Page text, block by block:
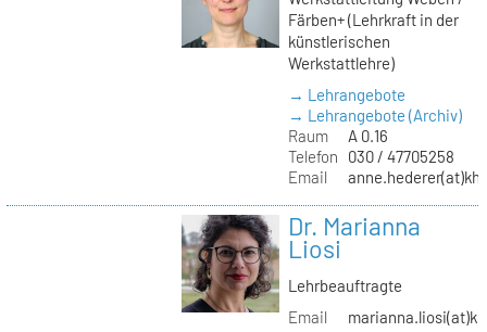
Färben+ (Lehrkraft in der
künstlerischen
Werkstattlehre)
→ Lehrangebote
→ Lehrangebote (Archiv)
Raum
A 0.16
Telefon
030 / 47705258
Email
Dr. Marianna
Liosi
Lehrbeauftragte
Email